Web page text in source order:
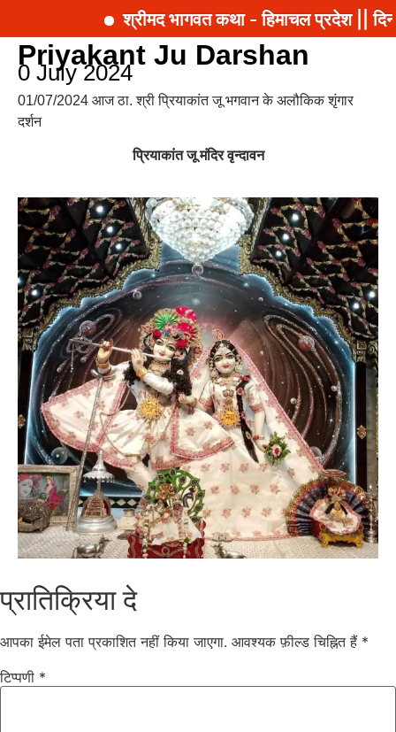
श्रीमद भागवत कथा - हिमाचल प्रदेश ||
Priyakant Ju Darshan
0 July 2024
01/07/2024 आज ठा. श्री प्रियाकांत जू भगवान के अलौकिक शृंगार
दर्शन
प्रियाकांत जू मंदिर वृन्दावन
प्रातिक्रिया दे
आपका ईमेल पता प्रकाशित नहीं किया जाएगा. आवश्यक फ़ील्ड चिह्नित हैं *
टिप्पणी *